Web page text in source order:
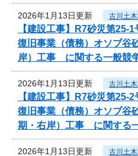
2026年1月13日更新 古川土
【建設工事】R7砂災第
復旧事業（債務）オソブ谷
岸）工事 に関する一般競
2026年1月13日更新 古川土
【建設工事】R7砂災第
復旧事業（債務）オソブ谷
期・右岸）工事 に関する
2026年1月13日更新 古川土